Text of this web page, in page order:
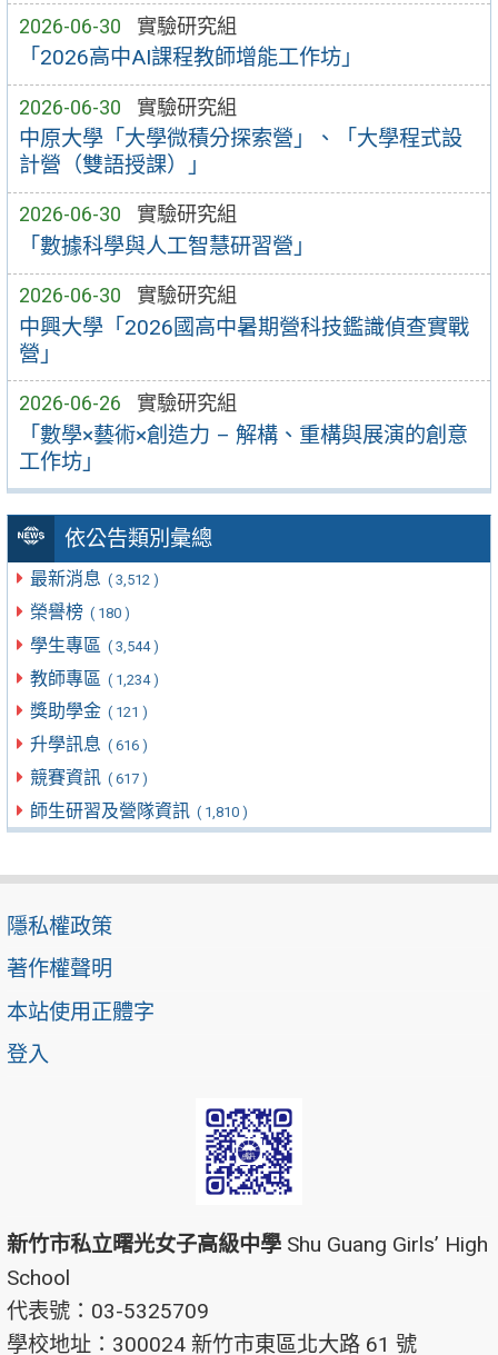
2026-06-30 實驗研究組
「2026高中AI課程教師增能工作坊」
2026-06-30 實驗研究組
中原大學「大學微積分探索營」、「大學程式設
計營（雙語授課）」
2026-06-30 實驗研究組
「數據科學與人工智慧研習營」
2026-06-30 實驗研究組
中興大學「2026國高中暑期營科技鑑識偵查實戰
營」
2026-06-26 實驗研究組
「數學×藝術×創造力 – 解構、重構與展演的創意
工作坊」
依公告類別彙總
最新消息 ( 3,512 )
榮譽榜 ( 180 )
學生專區 ( 3,544 )
教師專區 ( 1,234 )
獎助學金 ( 121 )
升學訊息 ( 616 )
競賽資訊 ( 617 )
師生研習及營隊資訊 ( 1,810 )
隱私權政策
著作權聲明
本站使用正體字
登入
新竹市私立曙光女子高級中學 Shu Guang Girls’ High
School
代表號：03-5325709
學校地址：300024 新竹市東區北大路 61 號